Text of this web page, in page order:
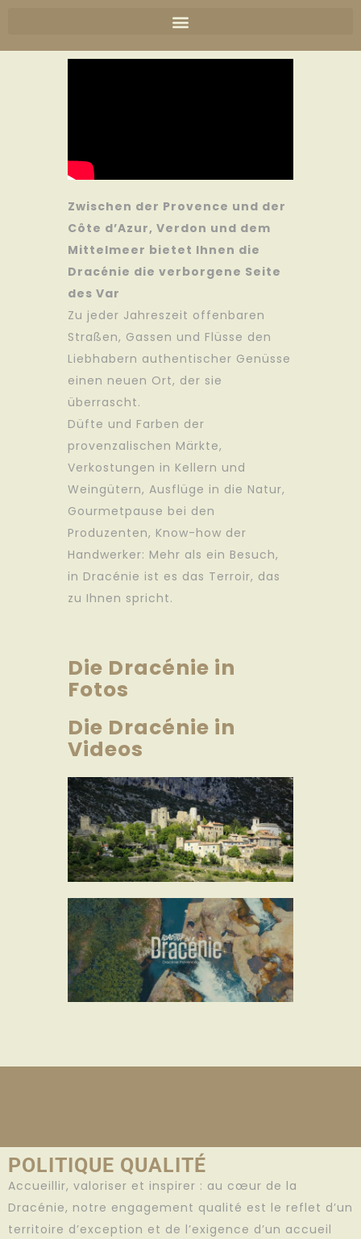
Zwischen der Provence und der
Côte d’Azur, Verdon und dem
Mittelmeer bietet Ihnen die
Dracénie die verborgene Seite
des Var
Zu jeder Jahreszeit offenbaren
Straßen, Gassen und Flüsse den
Liebhabern authentischer Genüsse
einen neuen Ort, der sie
überrascht.
Düfte und Farben der
provenzalischen Märkte,
Verkostungen in Kellern und
Weingütern, Ausflüge in die Natur,
Gourmetpause bei den
Produzenten, Know-how der
Handwerker: Mehr als ein Besuch,
in Dracénie ist es das Terroir, das
zu Ihnen spricht.
Die Dracénie in
Fotos
Die Dracénie in
Videos
POLITIQUE QUALITÉ
Accueillir, valoriser et inspirer : au cœur de la
Dracénie, notre engagement qualité est le reflet d’un
territoire d’exception et de l’exigence d’un accueil